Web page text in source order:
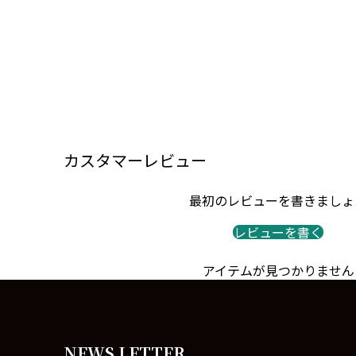
カスタマーレビュー
最初のレビューを書きましょ
レビューを書く
アイテムが見つかりません